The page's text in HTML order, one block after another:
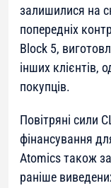
залишилися на
попередніх
Block 5,
інших клієнтів,
покупців.
Повітряні сили
фінансування
Atomics також
раніше